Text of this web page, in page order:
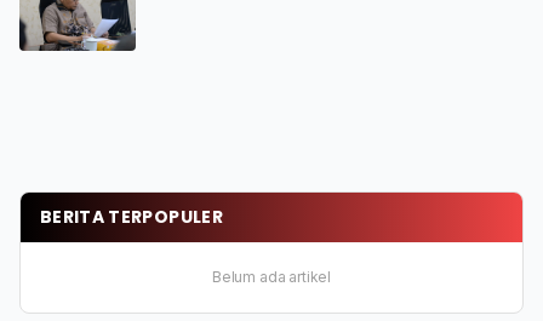
BERITA TERPOPULER
Belum ada artikel